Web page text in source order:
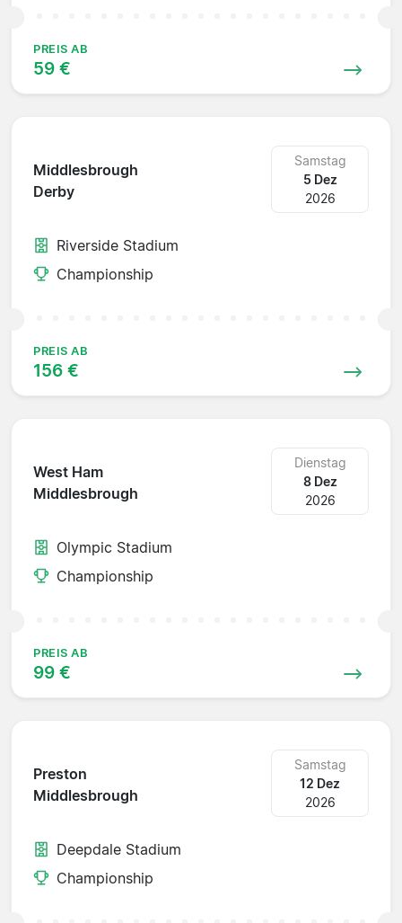
PREIS AB
59 €
Middlesbrough
Derby
Samstag
5 Dez
2026
Riverside Stadium
Championship
PREIS AB
156 €
West Ham
Middlesbrough
Dienstag
8 Dez
2026
Olympic Stadium
Championship
PREIS AB
99 €
Preston
Middlesbrough
Samstag
12 Dez
2026
Deepdale Stadium
Championship